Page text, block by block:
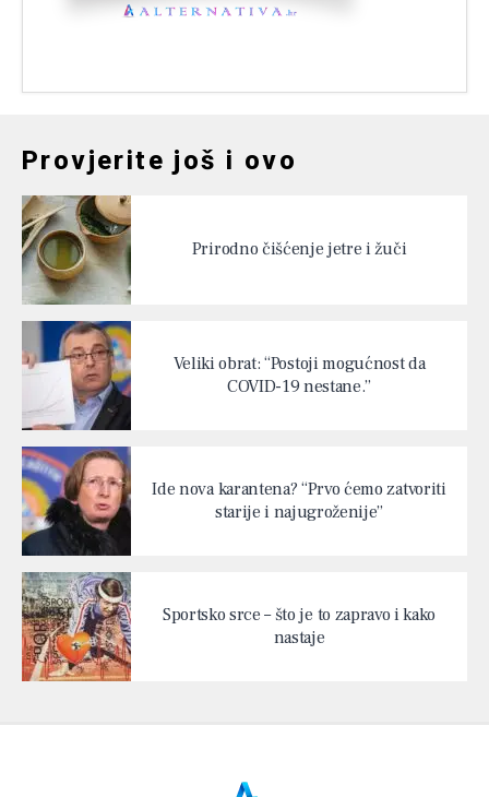
Provjerite još i ovo
Prirodno čišćenje jetre i žuči
Veliki obrat: “Postoji mogućnost da
COVID-19 nestane.”
Ide nova karantena? “Prvo ćemo zatvoriti
starije i najugroženije”
Sportsko srce – što je to zapravo i kako
nastaje